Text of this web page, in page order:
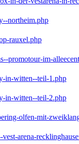
northeim.php
rauxel.php
promotour-im-
in-witten--teil-1.php
in-witten--teil-2.php
olfen-mit-
arena-